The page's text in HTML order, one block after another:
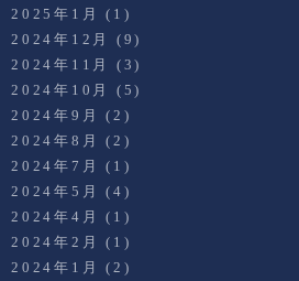
2025年1月
(1)
2024年12月
(9)
2024年11月
(3)
2024年10月
(5)
2024年9月
(2)
2024年8月
(2)
2024年7月
(1)
2024年5月
(4)
2024年4月
(1)
2024年2月
(1)
2024年1月
(2)